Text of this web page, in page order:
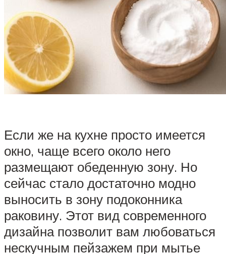
Если же на кухне просто имеется
окно, чаще всего около него
размещают обеденную зону. Но
сейчас стало достаточно модно
выносить в зону подоконника
раковину. Этот вид современного
дизайна позволит вам любоваться
нескучным пейзажем при мытье